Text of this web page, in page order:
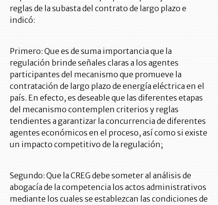
reglas de la subasta del contrato de largo plazo e
indicó:
Primero: Que es de suma importancia que la
regulación brinde señales claras a los agentes
participantes del mecanismo que promueve la
contratación de largo plazo de energía eléctrica en el
país. En efecto, es deseable que las diferentes etapas
del mecanismo contemplen criterios y reglas
tendientes a garantizar la concurrencia de diferentes
agentes económicos en el proceso, así como si existe
un impacto competitivo de la regulación;
Segundo: Que la CREG debe someter al análisis de
abogacía de la competencia los actos administrativos
mediante los cuales se establezcan las condiciones de